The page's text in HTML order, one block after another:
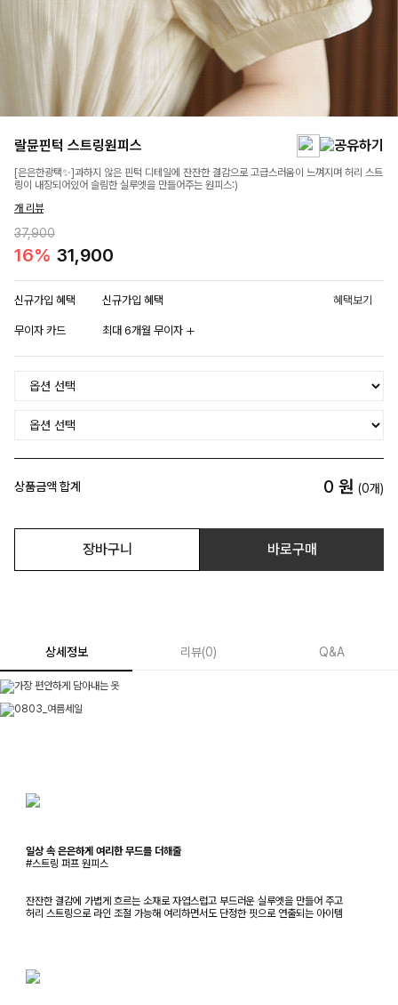
랄뮨핀턱 스트링원피스
[은은한광택✨]과하지 않은 핀턱 디테일에 잔잔한 결감으로 고급스러움이 느껴지며 허리 스트
링이 내장되어있어 슬림한 실루엣을 만들어주는 원피스:)
개 리뷰
37,900
16% 31,900
신규가입 혜택 신규가입 혜택 혜택보기
무이자 카드 최대 6개월 무이자
상품금액 합계 0 원 (0개)
장바구니 바로구매
상세정보 리뷰(0) Q&A
일상 속 은은하게 여리한 무드를 더해줄
#스트링 퍼프 원피스
잔잔한 결감에 가볍게 흐르는 소재로 자엽스럽고 부드러운 실루엣을 만들어 주고
허리 스트링으로 라인 조절 가능해 여리하면서도 단정한 핏으로 연출되는 아이템